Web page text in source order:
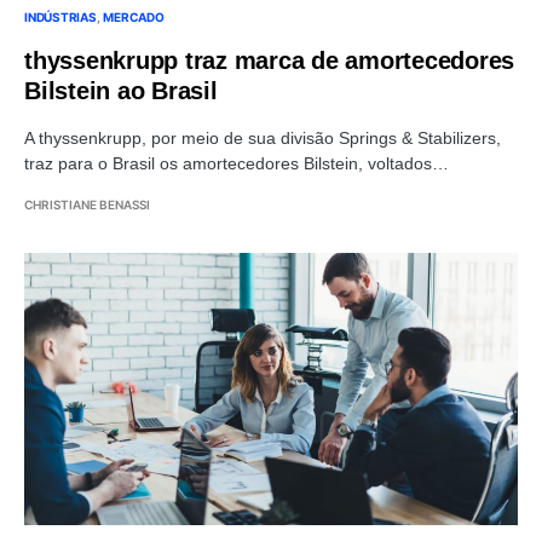
INDÚSTRIAS MERCADO
thyssenkrupp traz marca de amortecedores
Bilstein ao Brasil
A thyssenkrupp, por meio de sua divisão Springs & Stabilizers,
traz para o Brasil os amortecedores Bilstein, voltados…
CHRISTIANE BENASSI